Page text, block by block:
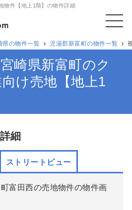
物件【地上1階】の物件詳細
県の物件一覧 児湯郡新富町の物件一覧
崎県新富町のク
け売地【地上1
細
ストリートビュー